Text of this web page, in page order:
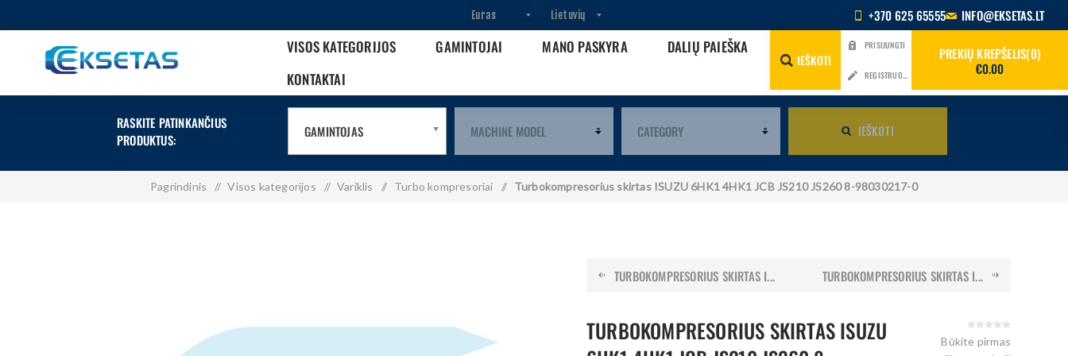
+370 625 65555 INFO@EKSETAS.LT
VISOS KATEGORIJOS GAMINTOJAI MANO PASKYRA
DALIŲ PAIEŠKA
KONTAKTAI
IEŠKOTI
PRISIJUNGTI
REGISTRUOTIS
PREKIŲ KREPŠELIS 0
€0.00
RASKITE PATINKANČIUS
PRODUKTUS:
GAMINTOJAS IEŠKOTI
Pagrindinis / Visos kategorijos / Variklis / Turbo kompresoriai / Turbokompresorius skirtas ISUZU 6HK1 4HK1 JCB JS210 JS260 8-98030217-0
TURBOKOMPRESORIUS SKIRTAS I... TURBOKOMPRESORIUS SKIRTAS I...
TURBOKOMPRESORIUS SKIRTAS ISUZU
Būkite pirmas